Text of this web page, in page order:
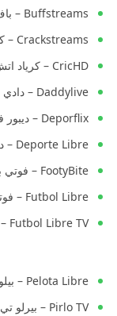
Buffstreams – باف ستريمز
Crackstreams – كراك ستريمز
CricHD – كرياد اتش دي
Daddylive – دادي لايف
Deporflix – ديبور فليكس
Deporte Libre – ديبورتي ليبري
FootyBite – فوتي بايت
Futbol Libre – فوتبول ليبري
Futbol Libre TV – فوتبول ليبري تي في
Pelota Libre – بيلوتا ليبري
Pirlo TV – بيرلو تي في